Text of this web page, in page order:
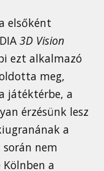
elsőként
3D Vision
ezt alkalmazó
meg,
játéktérbe, a
érzésünk lesz
a
nem
a